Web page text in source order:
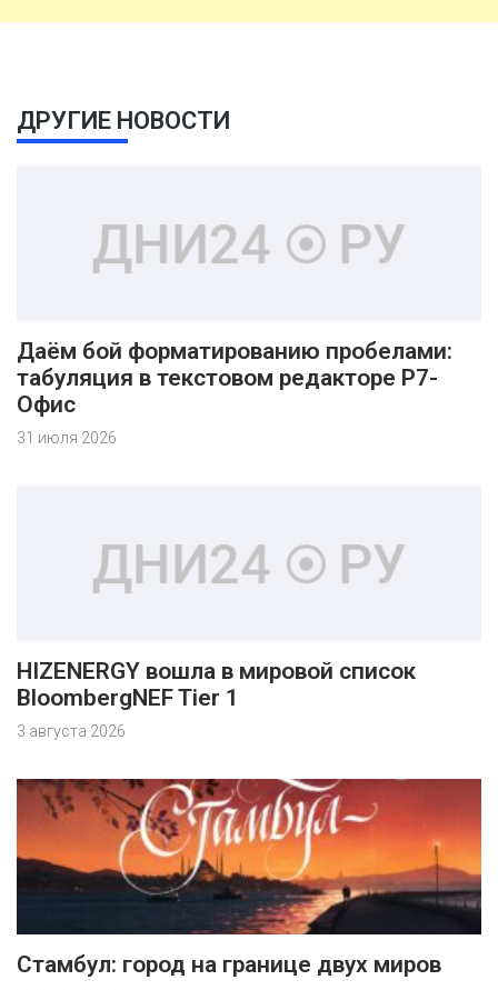
ДРУГИЕ НОВОСТИ
Даём бой форматированию пробелами:
табуляция в текстовом редакторе Р7-
Офис
31 июля 2026
HIZENERGY вошла в мировой список
BloombergNEF Tier 1
3 августа 2026
Стамбул: город на границе двух миров